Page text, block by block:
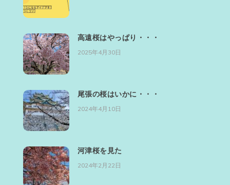
高遠桜はやっぱり・・・
2025年4月30日
尾張の桜はいかに・・・
2024年4月10日
河津桜を見た
2024年2月22日